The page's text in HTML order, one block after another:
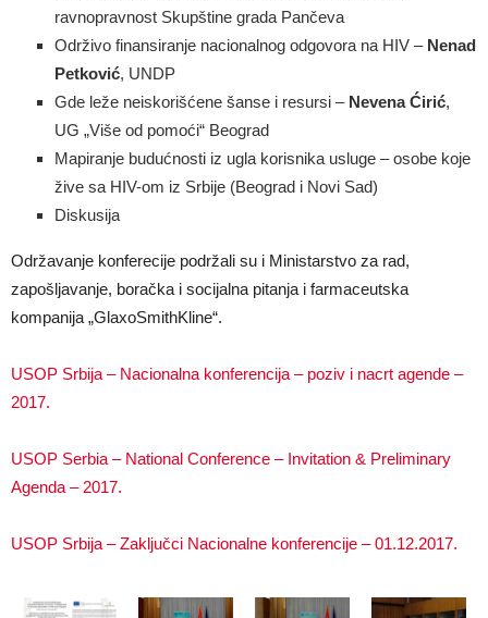
ravnopravnost Skupštine grada Pančeva
Održivo finansiranje nacionalnog odgovora na HIV – Nenad
Petković, UNDP
Gde leže neiskorišćene šanse i resursi – Nevena Ćirić,
UG „Više od pomoći“ Beograd
Mapiranje budućnosti iz ugla korisnika usluge – osobe koje
žive sa HIV-om iz Srbije (Beograd i Novi Sad)
Diskusija
Održavanje konferecije podržali su i Ministarstvo za rad,
zapošljavanje, boračka i socijalna pitanja i farmaceutska
kompanija „GlaxoSmithKline“.
USOP Srbija – Nacionalna konferencija – poziv i nacrt agende –
2017.
USOP Serbia – National Conference – Invitation & Preliminary
Agenda – 2017.
USOP Srbija – Zaključci Nacionalne konferencije – 01.12.2017.